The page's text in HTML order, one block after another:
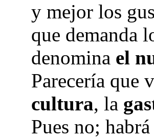
y mejor los
que demanda
denomina el
Parecería que
cultura, la
Pues no;